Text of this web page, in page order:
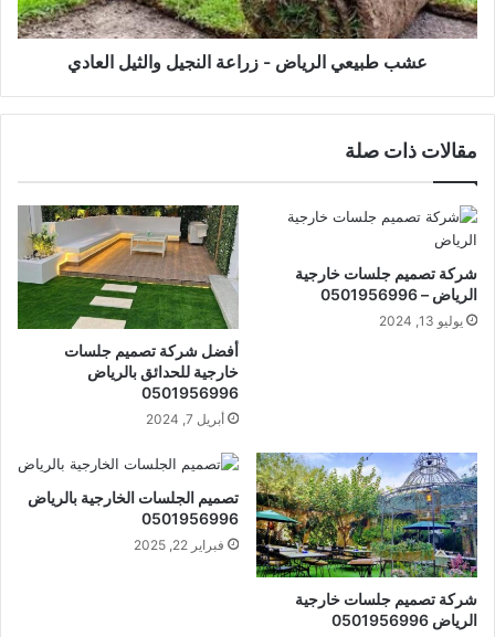
عشب طبيعي الرياض - زراعة النجيل والثيل العادي
مقالات ذات صلة
شركة تصميم جلسات خارجية
الرياض – 0501956996
يوليو 13, 2024
أفضل شركة تصميم جلسات
خارجية للحدائق بالرياض
0501956996
أبريل 7, 2024
شركة تصميم جلسات خارجية
الرياض 0501956996
تصميم الجلسات الخارجية بالرياض
0501956996
فبراير 22, 2025